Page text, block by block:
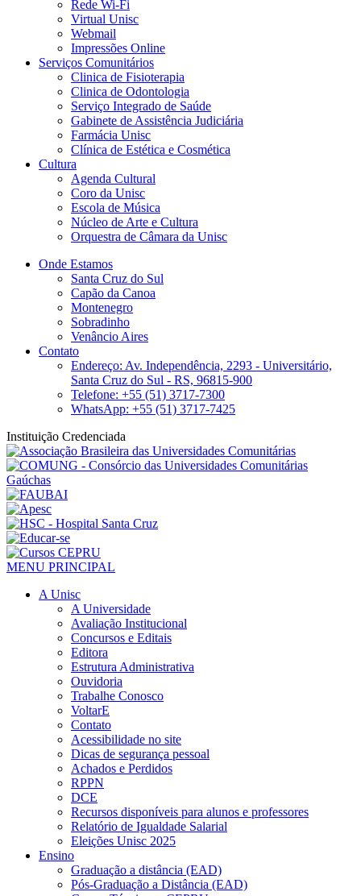
Rede Wi-Fi
Virtual Unisc
Webmail
Impressões Online
Serviços Comunitários
Clinica de Fisioterapia
Clinica de Odontologia
Serviço Integrado de Saúde
Gabinete de Assistência Judiciária
Farmácia Unisc
Clínica de Estética e Cosmética
Cultura
Agenda Cultural
Coro da Unisc
Escola de Música
Núcleo de Arte e Cultura
Orquestra de Câmara da Unisc
Onde Estamos
Santa Cruz do Sul
Capão da Canoa
Montenegro
Sobradinho
Venâncio Aires
Contato
Endereço: Av. Independência, 2293 - Universitário,
Santa Cruz do Sul - RS, 96815-900
Telefone: +55 (51) 3717-7300
WhatsApp: +55 (51) 3717-7425
Instituição Credenciada
MENU PRINCIPAL
A Unisc
A Universidade
Avaliação Institucional
Concursos e Editais
Editora
Estrutura Administrativa
Ouvidoria
Trabalhe Conosco
VoltarE
Contato
Acessibilidade no site
Dicas de segurança pessoal
Achados e Perdidos
RPPN
DCE
Recursos disponíveis para alunos e professores
Relatório de Igualdade Salarial
Eleições Unisc 2025
Ensino
Graduação a distância (EAD)
Pós-Graduação a Distância (EAD)